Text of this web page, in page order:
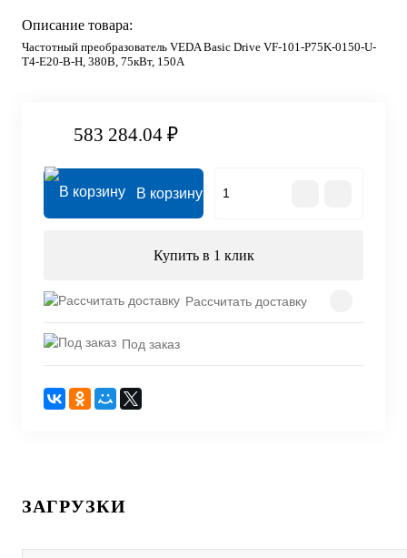
Описание товара:
Частотный преобразователь VEDA Basic Drive VF-101-P75K-0150-U-
T4-E20-B-H, 380В, 75кВт, 150А
583 284.04 ₽
В корзину
Купить в 1 клик
Рассчитать доставку
Под заказ
ЗАГРУЗКИ